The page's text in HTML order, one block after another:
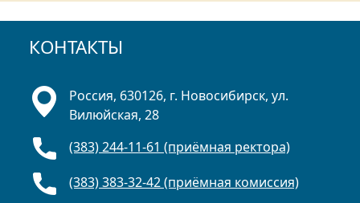
КОНТАКТЫ
Россия, 630126, г. Новосибирск, ул.
Вилюйская, 28
(383) 244-11-61 (приёмная ректора)
(383) 383-32-42 (приёмная комиссия)